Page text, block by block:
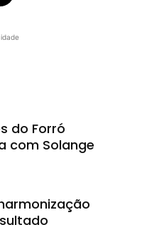
do Forró
com Solange